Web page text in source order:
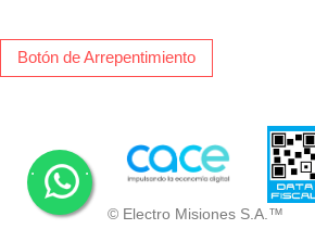
Botón de Arrepentimiento
© Electro Misiones S.A.™
. .